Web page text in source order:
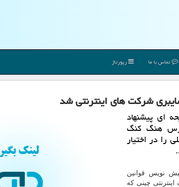
تماس با ما رپورتاژ
شرکت های اینترنتی شد
ای پیشنهاد
هنگ کنگ
را در اختیار
نویس قوانین
چینی که